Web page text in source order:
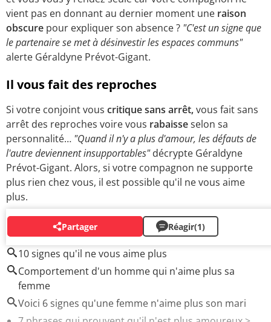
vient pas en donnant au dernier moment une raison
obscure pour expliquer son absence ? "C'est un signe que
le partenaire se met à désinvestir les espaces communs"
alerte Géraldyne Prévot-Gigant.
Il vous fait des reproches
Si votre conjoint vous critique sans arrêt,vous fait sans
arrêt des reproches voire vous rabaisseselon sa
personnalité… "Quand il n'y a plus d'amour, les défauts de
l'autre deviennent insupportables"décrypte Géraldyne
Prévot-Gigant. Alors, si votre compagnon ne supporte
plus rien chez vous, il est possible qu'il ne vous aime
plus.
Partager Réagir(1)
AUTOUR DU MÊME SUJET
10 signes qu'il ne vous aime plus
Comportement d'un homme qui n'aime plus sa
femme
Voici 6 signes qu'une femme n'aime plus son mari